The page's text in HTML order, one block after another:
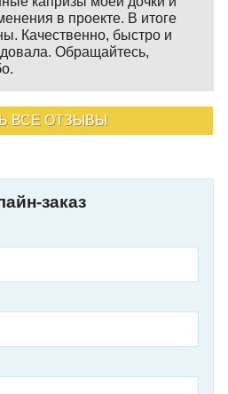
в проекте. В итоге
Качественно, быстро и
Обращайтесь,
ВСЕ ОТЗЫВЫ
заказ